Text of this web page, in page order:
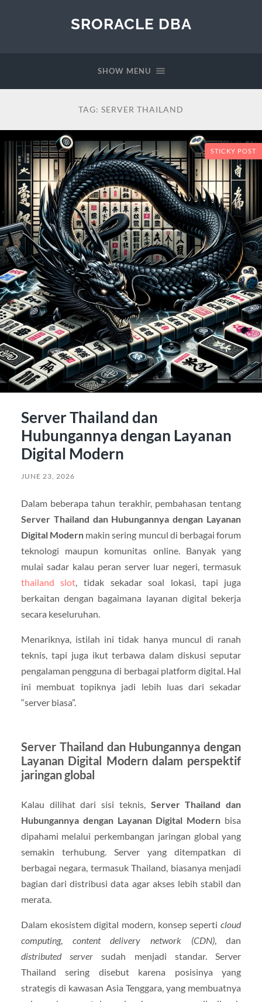
SRORACLE DBA
SHOW MENU
TAG: SERVER THAILAND
STICKY POST
Server Thailand dan
Hubungannya dengan Layanan
Digital Modern
JUNE 23, 2026
Dalam beberapa tahun terakhir, pembahasan tentang
Server Thailand dan Hubungannya dengan Layanan
Digital Modern makin sering muncul di berbagai forum
teknologi maupun komunitas online. Banyak yang
mulai sadar kalau peran server luar negeri, termasuk
thailand slot , tidak sekadar soal lokasi, tapi juga
berkaitan dengan bagaimana layanan digital bekerja
secara keseluruhan.
Menariknya, istilah ini tidak hanya muncul di ranah
teknis, tapi juga ikut terbawa dalam diskusi seputar
pengalaman pengguna di berbagai platform digital. Hal
ini membuat topiknya jadi lebih luas dari sekadar
“server biasa”.
Server Thailand dan Hubungannya dengan
Layanan Digital Modern dalam perspektif
jaringan global
Kalau dilihat dari sisi teknis, Server Thailand dan
Hubungannya dengan Layanan Digital Modern bisa
dipahami melalui perkembangan jaringan global yang
semakin terhubung. Server yang ditempatkan di
berbagai negara, termasuk Thailand, biasanya menjadi
bagian dari distribusi data agar akses lebih stabil dan
merata.
Dalam ekosistem digital modern, konsep seperticloud
computing, content delivery network (CDN), dan
distributed server sudah menjadi standar. Server
Thailand sering disebut karena posisinya yang
strategis di kawasan Asia Tenggara, yang membuatnya